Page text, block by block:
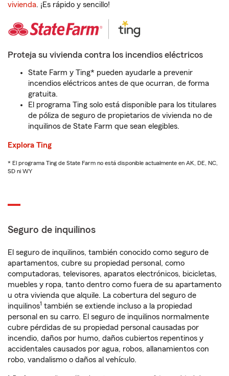
vivienda. ¡Es rápido y sencillo!
Proteja su vivienda contra los incendios eléctricos
State Farm y Ting* pueden ayudarle a prevenir
incendios eléctricos antes de que ocurran, de forma
gratuita.
El programa Ting solo está disponible para los titulares
de póliza de seguro de propietarios de vivienda no de
inquilinos de State Farm que sean elegibles.
Explora Ting
* El programa Ting de State Farm no está disponible actualmente en AK, DE, NC,
SD ni WY
Seguro de inquilinos
El seguro de inquilinos, también conocido como seguro de
apartamentos, cubre su propiedad personal, como
computadoras, televisores, aparatos electrónicos, bicicletas,
muebles y ropa, tanto dentro como fuera de su apartamento
u otra vivienda que alquile. La cobertura del seguro de
inquilinos1 también se extiende incluso a la propiedad
personal en su carro. El seguro de inquilinos normalmente
cubre pérdidas de su propiedad personal causadas por
incendio, daños por humo, daños cubiertos repentinos y
accidentales causados por agua, robos, allanamientos con
robo, vandalismo o daños al vehículo.